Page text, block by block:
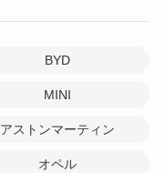
BYD
MINI
アストンマーティン
オペル